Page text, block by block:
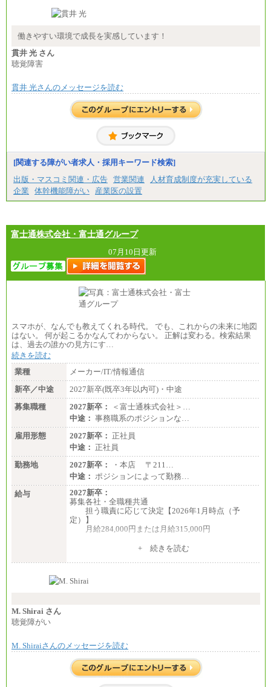
総合職 月給208,000～235,000円
※詳細はJTBキャリアサイトよりご確認ください。
総合職 月給220,000～230,000円＋地域間調整給
整給
※詳細はJTBキャリアサイトよりご確認ください。
■(株)JTBコミュニケーションデザイン
総合職 月給230,000円
みなし残業手当：20,000円（一律支給）※みなし
残業手当の残業時間は10.43時間。
間に応じて、時間外手当等を支給。
エリアサポート職 月給188,000円
■（株）JTBグローバルマーケティング＆トラベル
訪日事業職 月給202,000～227,000円＋地域間調整
給
※詳細はJTBキャリアサイトよりご確認ください。
■(株)JTBビジネストランスフォーム
総合職 月給205,000～225,000円＋地域間調整給
エリア総合職 月給185,000円＋地域間調整給
■(株)JTBデータサービス ※2027年新卒募集終了
総合職 月給186,000～194,000円＋地域手当
※詳細はJTBキャリアサイトよりご確認ください。
■I&Jデジタルイノベーション(株)
総合職 月給224,500～242,600円＋地域手当
※詳細はJTBキャリアサイトよりご確認ください。
＜有期社員コース＞
■(株)JTBビジネストランスフォーム
有期契約職 月給185,000～195,000円
※詳細はJTBキャリアサイトよりご確認ください。
■(株)JTBパブリッシング ※2027年新卒募集終了
総合職 月給241,000円
中途：
①月給227,000円以上
②月給212,000円以上
③月給172,500円以上
④月給23万円～37万円
⑤月給20万円～25万円
⑥月給33万円～48万円
⑦月給271,000円以上
⑧～⑮月給200,000円〜月給400,000円
⑯月給185,000円以上
⑰月給237,000円以上
⑲東京：月給202,000 円以上 、京都：月給193,000 円
異なります
※試用期間中も給与に変更はございません。
働きやすい環境で成長を実感しています！
貫井 光 さん
聴覚障害
貫井 光さんのメッセージを読む
[関連する障がい者求人・採用キーワード検索]
出版・マスコミ関連・広告 営業関連
人材育成制度が充実している
企業
体幹機能障がい 産業医の設置
富士通株式会社・富士通グループ
07月10日更新
スマホが、なんでも教えてくれる時代。 でも、これからの未来に地図
はない。 何が起こるかなんてわからない。 正解は変わる。検索結果
は、過去の誰かの見方にす…
続きを読む
業種
メーカー/IT/情報通信
新卒／中途
2027新卒(既卒3年以内可)・中途
募集職種
2027新卒：
＜富士通株式会社＞…
中途： 事務職系のポジションな…
雇用形態
2027新卒： 正社員
中途： 正社員
勤務地
2027新卒：
・本店 〒211…
中途： ポジションによって勤務…
給与
2027新卒：
募集各社・全職種共通
担う職責に応じて決定【2026年1月時点（予
定）】
月給284,000円または月給315,000円
※入社後早期から、自律的な業務遂行が求めら
す。
い職責を担う方については、さらに高い金額を個別
※上記に加え、所定労働時間外に勤務をした場
※試用期間中も給与に変更はございません。
+ 続きを読む
M. Shirai さん
聴覚障がい
M. Shiraiさんのメッセージを読む